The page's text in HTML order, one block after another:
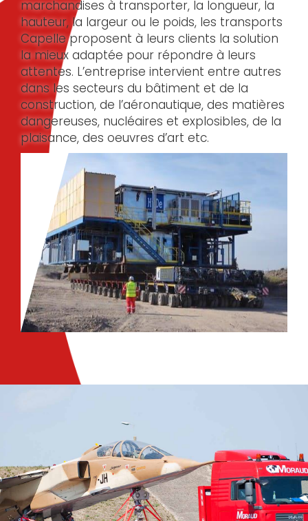
marchandises à transporter, la longueur, la
hauteur, la largeur ou le poids, les transports
Capelle proposent à leurs clients la solution
la mieux adaptée pour répondre à leurs
attentes. L’entreprise intervient entre autres
dans les secteurs du bâtiment et de la
construction, de l’aéronautique, des matières
dangereuses, nucléaires et explosibles, de la
plaisance, des oeuvres d’art etc.